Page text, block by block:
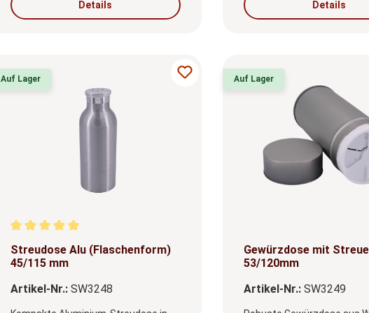
Details Details
Auf Lager
Durchschnittliche Bewertung von 5 von 5 Sternen
Streudose Alu (Flaschenform)
45/115 mm
Artikel-Nr.: SW3248
Auf Lager
Gewürzdose mit
53/120mm
Artikel-Nr.: SW3249